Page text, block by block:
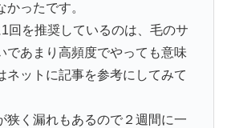
ったです。
1回を推奨しているのは、毛のサ
であまり高頻度でやっても意味
ネットに記事を参考にしてみて
狭く漏れもあるので２週間に一